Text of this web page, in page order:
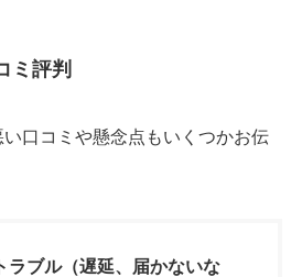
ミ評判
口コミや懸念点もいくつかお伝
ラブル（遅延、届かないな